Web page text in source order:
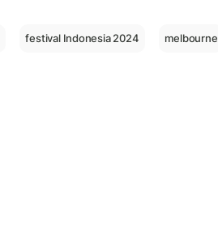
festival Indonesia 2024 melbourne